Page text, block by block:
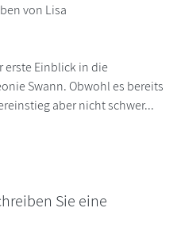
von Lisa
erste Einblick in die
Swann. Obwohl es bereits
aber nicht schwer...
Sie eine